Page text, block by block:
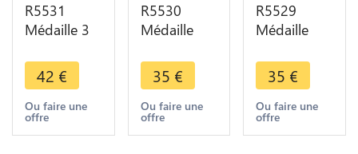
R5531
Médaille 3
Arrosent le
Jardin
Nature
Ecologie
42 €
Ou faire une
offre
R5530
Médaille
Finance
Budget Mr
André
Haerty
35 €
Ou faire une
offre
R5529
Médaille
Gaulle 50
ans
Libération
1944 1995
35 €
Ou faire une
offre